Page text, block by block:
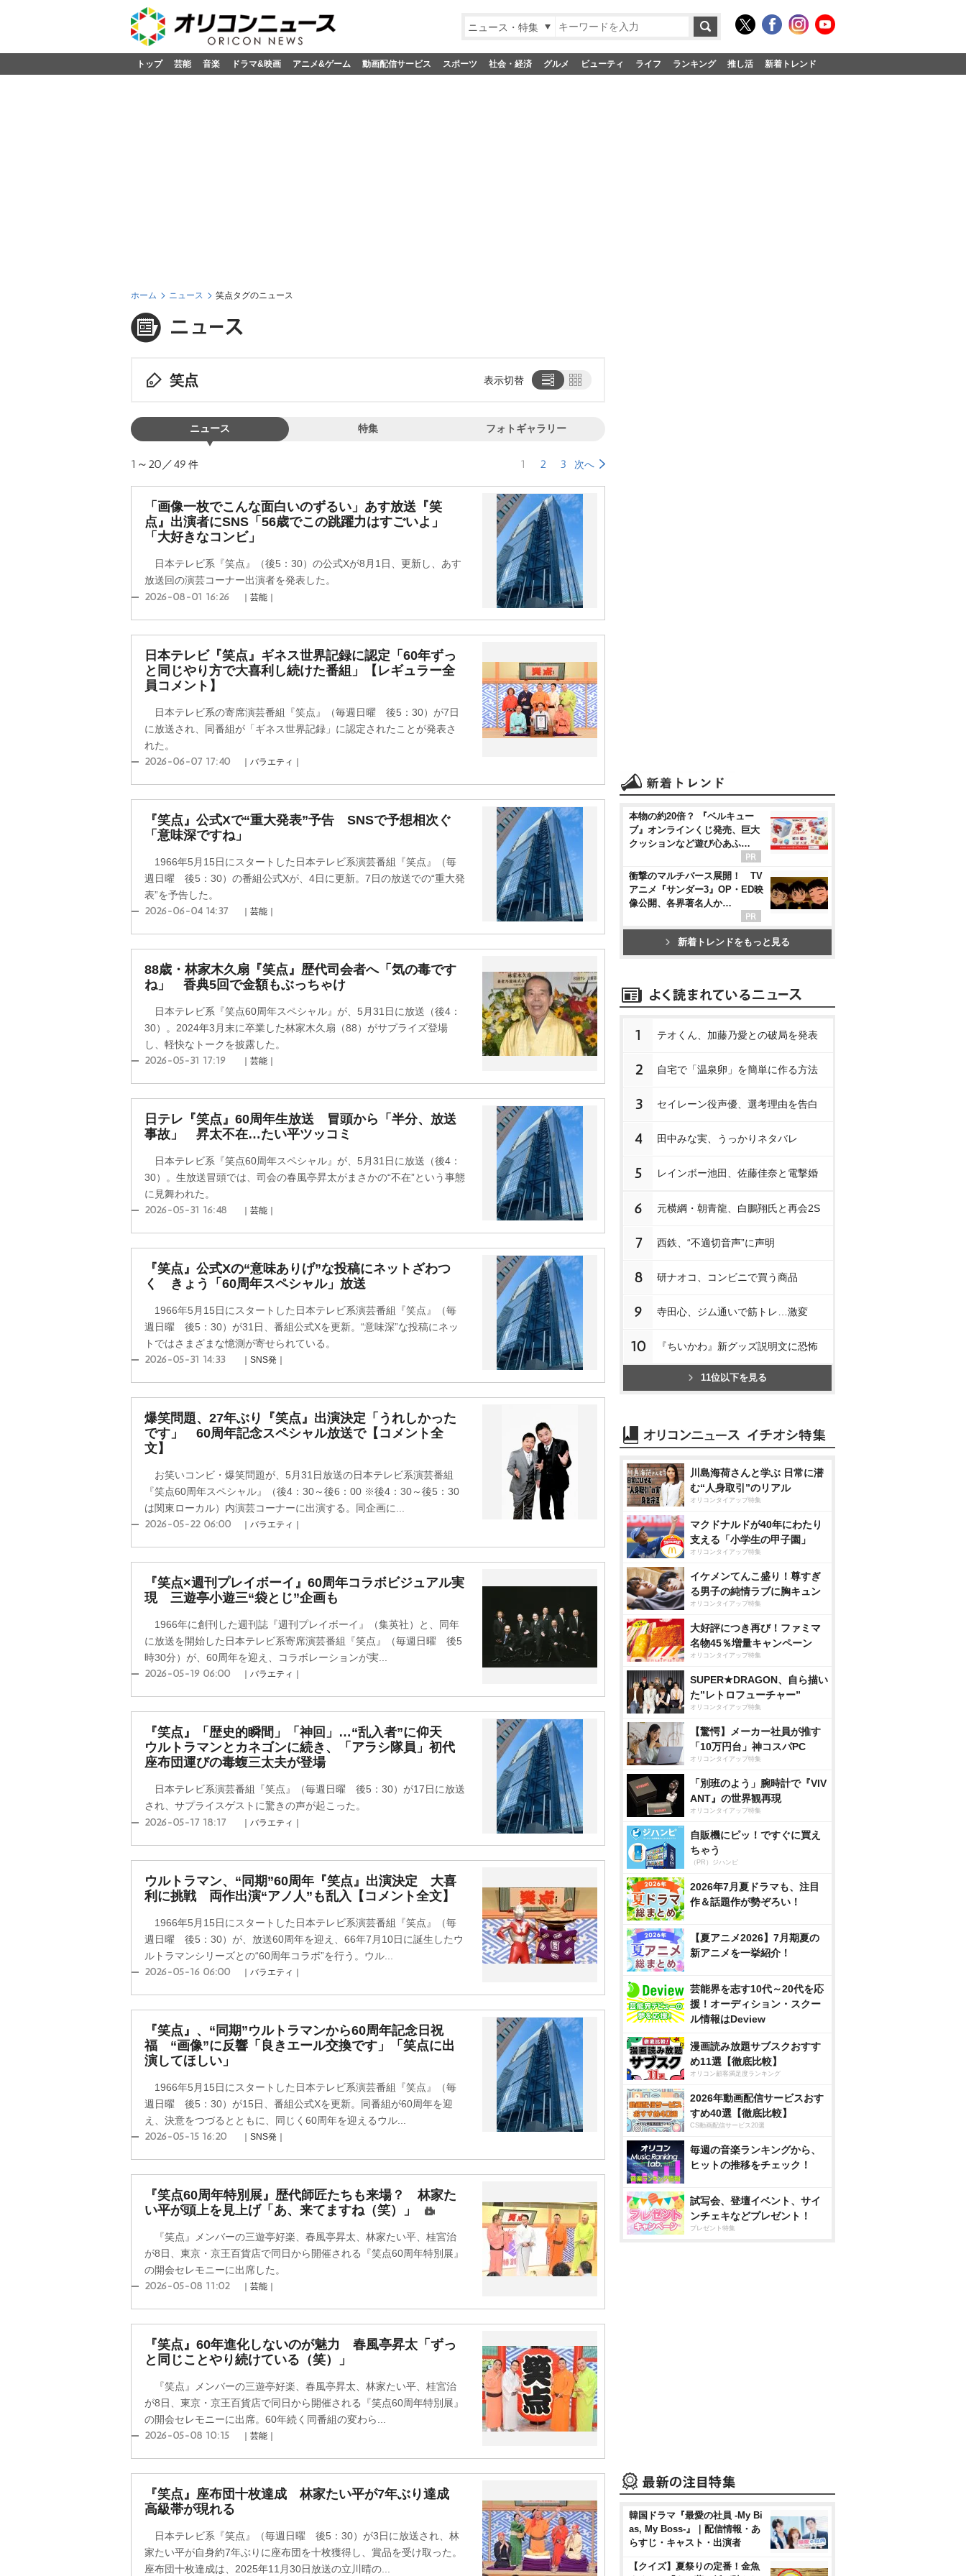
ニュース・特集
トップ 芸能 音楽 ドラマ&映画 アニメ&ゲーム 動画配信サービス スポーツ 社会・経済 グルメ ビューティ ライフ ランキング 推し活 新着トレンド
ホーム ニュース 笑点タグのニュース
笑点 表示切替
ニュース 特集 フォトギャラリー
1～20／49 件 1 2 3 次へ
「画像一枚でこんな面白いのずるい」あす放送『笑
点』出演者にSNS「56歳でこの跳躍力はすごいよ」
「大好きなコンビ」
日本テレビ系『笑点』（後5：30）の公式Xが8月1日、更新し、あす
放送回の演芸コーナー出演者を発表した。
2026-08-01 16:26 ｜芸能｜
日本テレビ『笑点』ギネス世界記録に認定「60年ずっ
と同じやり方で大喜利し続けた番組」【レギュラー全
員コメント】
日本テレビ系の寄席演芸番組『笑点』（毎週日曜 後5：30）が7日
に放送され、同番組が「ギネス世界記録」に認定されたことが発表さ
れた。
2026-06-07 17:40 ｜バラエティ｜
『笑点』公式Xで“重大発表”予告 SNSで予想相次ぐ
「意味深ですね」
1966年5月15日にスタートした日本テレビ系演芸番組『笑点』（毎
週日曜 後5：30）の番組公式Xが、4日に更新。7日の放送での“重大発
表”を予告した。
2026-06-04 14:37 ｜芸能｜
88歳・林家木久扇『笑点』歴代司会者へ「気の毒です
ね」 香典5回で金額もぶっちゃけ
日本テレビ系『笑点60周年スペシャル』が、5月31日に放送（後4：
30）。2024年3月末に卒業した林家木久扇（88）がサプライズ登場
し、軽快なトークを披露した。
2026-05-31 17:19 ｜芸能｜
日テレ『笑点』60周年生放送 冒頭から「半分、放送
事故」 昇太不在…たい平ツッコミ
日本テレビ系『笑点60周年スペシャル』が、5月31日に放送（後4：
30）。生放送冒頭では、司会の春風亭昇太がまさかの“不在”という事態
に見舞われた。
2026-05-31 16:48 ｜芸能｜
『笑点』公式Xの“意味ありげ”な投稿にネットざわつ
く きょう「60周年スペシャル」放送
1966年5月15日にスタートした日本テレビ系演芸番組『笑点』（毎
週日曜 後5：30）が31日、番組公式Xを更新。“意味深”な投稿にネッ
トではさまざまな憶測が寄せられている。
2026-05-31 14:33 ｜SNS発｜
爆笑問題、27年ぶり『笑点』出演決定「うれしかった
です」 60周年記念スペシャル放送で【コメント全
文】
お笑いコンビ・爆笑問題が、5月31日放送の日本テレビ系演芸番組
『笑点60周年スペシャル』（後4：30～後6：00 ※後4：30～後5：30
は関東ローカル）内演芸コーナーに出演する。同企画に...
2026-05-22 06:00 ｜バラエティ｜
『笑点×週刊プレイボーイ』60周年コラボビジュアル実
現 三遊亭小遊三“袋とじ”企画も
1966年に創刊した週刊誌『週刊プレイボーイ』（集英社）と、同年
に放送を開始した日本テレビ系寄席演芸番組『笑点』（毎週日曜 後5
時30分）が、60周年を迎え、コラボレーションが実...
2026-05-19 06:00 ｜バラエティ｜
『笑点』「歴史的瞬間」「神回」…“乱入者”に仰天
ウルトラマンとカネゴンに続き、「アラシ隊員」初代
座布団運びの毒蝮三太夫が登場
日本テレビ系演芸番組『笑点』（毎週日曜 後5：30）が17日に放送
され、サプライスゲストに驚きの声が起こった。
2026-05-17 18:17 ｜バラエティ｜
ウルトラマン、“同期”60周年『笑点』出演決定 大喜
利に挑戦 両作出演“アノ人”も乱入【コメント全文】
1966年5月15日にスタートした日本テレビ系演芸番組『笑点』（毎
週日曜 後5：30）が、放送60周年を迎え、66年7月10日に誕生したウ
ルトラマンシリーズとの“60周年コラボ”を行う。ウル...
2026-05-16 06:00 ｜バラエティ｜
『笑点』、“同期”ウルトラマンから60周年記念日祝
福 “画像”に反響「良きエール交換です」「笑点に出
演してほしい」
1966年5月15日にスタートした日本テレビ系演芸番組『笑点』（毎
週日曜 後5：30）が15日、番組公式Xを更新。同番組が60周年を迎
え、決意をつづるとともに、同じく60周年を迎えるウル...
2026-05-15 16:20 ｜SNS発｜
『笑点60周年特別展』歴代師匠たちも来場？ 林家た
い平が頭上を見上げ「あ、来てますね（笑）」
『笑点』メンバーの三遊亭好楽、春風亭昇太、林家たい平、桂宮治
が8日、東京・京王百貨店で同日から開催される『笑点60周年特別展』
の開会セレモニーに出席した。
2026-05-08 11:02 ｜芸能｜
『笑点』60年進化しないのが魅力 春風亭昇太「ずっ
と同じことやり続けている（笑）」
『笑点』メンバーの三遊亭好楽、春風亭昇太、林家たい平、桂宮治
が8日、東京・京王百貨店で同日から開催される『笑点60周年特別展』
の開会セレモニーに出席。60年続く同番組の変わら...
2026-05-08 10:15 ｜芸能｜
『笑点』座布団十枚達成 林家たい平が7年ぶり達成
高級帯が現れる
日本テレビ系『笑点』（毎週日曜 後5：30）が3日に放送され、林
家たい平が自身約7年ぶりに座布団を十枚獲得し、賞品を受け取った。
座布団十枚達成は、2025年11月30日放送の立川晴の...
本物の約20倍？ 『ベルキュー
ブ』オンラインくじ発売、巨大
クッションなど遊び心あふ…
衝撃のマルチバース展開！ TV
アニメ『サンダー3』OP・ED映
像公開、各界著名人か…
新着トレンドをもっと見る
1 テオくん、加藤乃愛との破局を発表
2 自宅で「温泉卵」を簡単に作る方法
3 セイレーン役声優、選考理由を告白
4 田中みな実、うっかりネタバレ
5 レインボー池田、佐藤佳奈と電撃婚
6 元横綱・朝青龍、白鵬翔氏と再会2S
7 西鉄、“不適切音声”に声明
8 研ナオコ、コンビニで買う商品
9 寺田心、ジム通いで筋トレ…激変
10 『ちいかわ』新グッズ説明文に恐怖
11位以下を見る
川島海荷さんと学ぶ 日常に潜
む“人身取引”のリアル
オリコンタイアップ特集
マクドナルドが40年にわたり
支える「小学生の甲子園」
オリコンタイアップ特集
イケメンてんこ盛り！尊すぎ
る男子の純情ラブに胸キュン
オリコンタイアップ特集
大好評につき再び！ファミマ
名物45％増量キャンペーン
オリコンタイアップ特集
SUPER★DRAGON、自ら描い
た”レトロフューチャー”
オリコンタイアップ特集
【驚愕】メーカー社員が推す
「10万円台」神コスパPC
オリコンタイアップ特集
「別班のよう」腕時計で『VIV
ANT』の世界観再現
オリコンタイアップ特集
自販機にピッ！ですぐに買え
ちゃう
（PR）ジハンピ
2026年7月夏ドラマも、注目
作＆話題作が勢ぞろい！
【夏アニメ2026】7月期夏の
新アニメを一挙紹介！
芸能界を志す10代～20代を応
援！オーディション・スクー
ル情報はDeview
漫画読み放題サブスクおすす
め11選【徹底比較】
オリコン顧客満足度ランキング
2026年動画配信サービスおす
すめ40選【徹底比較】
CS動画配信サービス20選
毎週の音楽ランキングから、
ヒットの推移をチェック！
試写会、登壇イベント、サイ
ンチェキなどプレゼント！
プレゼント特集
韓国ドラマ『最愛の社員 -My Bi
as, My Boss-』｜配信情報・あ
らすじ・キャスト・出演者
【クイズ】夏祭りの定番！金魚